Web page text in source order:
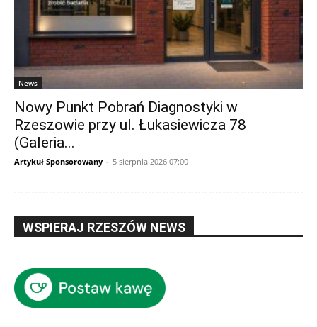
News
Nowy Punkt Pobrań Diagnostyki w
Rzeszowie przy ul. Łukasiewicza 78
(Galeria...
Artykuł Sponsorowany - 5 sierpnia 2026 07:00
WSPIERAJ RZESZÓW NEWS